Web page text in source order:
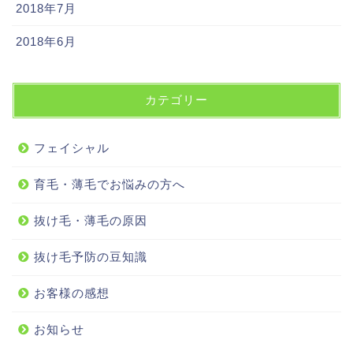
2018年7月
2018年6月
カテゴリー
フェイシャル
育毛・薄毛でお悩みの方へ
抜け毛・薄毛の原因
抜け毛予防の豆知識
お客様の感想
お知らせ